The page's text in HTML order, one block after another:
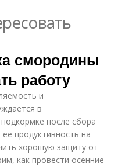
смородины
работу
и
в
после сбора
продуктивность на
хорошую защиту от
как провести осенние